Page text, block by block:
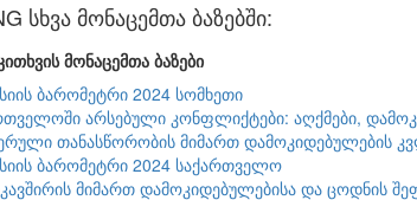
სხვა მონაცემთა ბაზებში:
მონაცემთა ბაზები
ბარომეტრი 2024 სომხეთი
არსებული კონფლიქტები: აღქმები,
თანასწორობის მიმართ დამოკიდებულების
ბარომეტრი 2024 საქართველო
მიმართ დამოკიდებულებისა და ცოდნის